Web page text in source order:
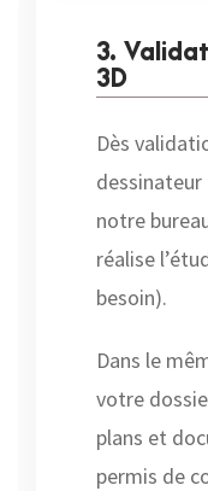
3.
3D
Dès
notre
réalise
besoin).
Dans le
votre
plans et
permis de